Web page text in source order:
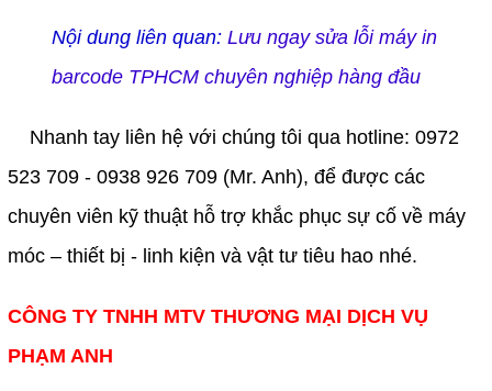
Nội dung liên quan: Lưu ngay sửa lỗi máy in
barcode TPHCM chuyên nghiệp hàng đầu
Nhanh tay liên hệ với chúng tôi qua hotline: 0972
523 709 - 0938 926 709 (Mr. Anh), để được các
chuyên viên kỹ thuật hỗ trợ khắc phục sự cố về máy
móc – thiết bị - linh kiện và vật tư tiêu hao nhé.
CÔNG TY TNHH MTV THƯƠNG MẠI DỊCH VỤ
PHẠM ANH